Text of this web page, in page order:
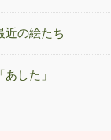
近の絵たち
あした」